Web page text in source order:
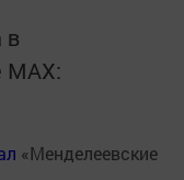
в
MАХ:
«Менделеевские